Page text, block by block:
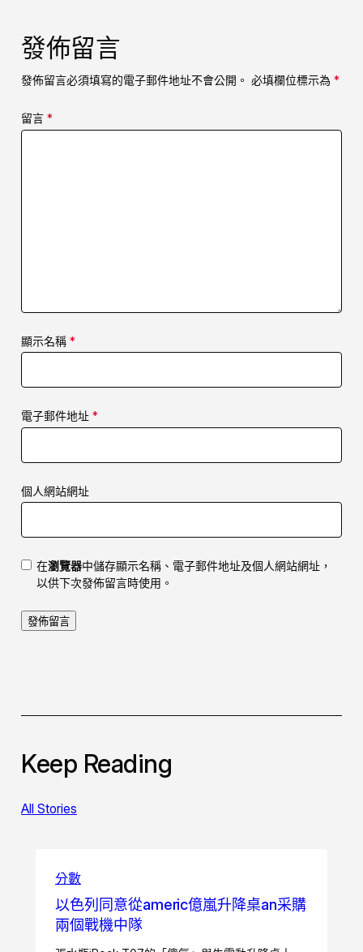
發佈留言
發佈留言必須填寫的電子郵件地址不會公開。 必填欄位標示為 *
留言 *
顯示名稱 *
電子郵件地址 *
個人網站網址
在瀏覽器中儲存顯示名稱、電子郵件地址及個人網站網址，
以供下次發佈留言時使用。
Keep Reading
All Stories
分數
以色列同意從americ億嵐升降桌an采購
兩個戰機中隊